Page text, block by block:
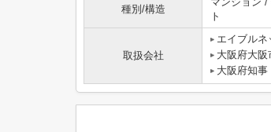
種別/構造
ト
取扱会社
エイブル
大阪府大
大阪府知事